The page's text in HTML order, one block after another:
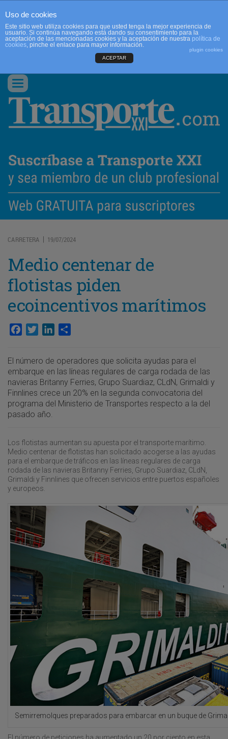
CONTACTO
Conmutar
navegación
CARRETERA | 19/07/2024
Medio centenar de
flotistas piden
ecoincentivos marítimos
Facebook
TwitterLinkedIn
El número de operadores que solicita ayudas para el
embarque en las líneas regulares de carga rodada de las
navieras Britanny Ferries, Grupo Suardiaz, CLdN, Grimaldi y
Finnlines crece un 20% en la segunda convocatoria del
programa del Ministerio de Transportes respecto a la del
pasado año.
Los flotistas aumentan su apuesta por el transporte marítimo.
Medio centenar de flotistas han solicitado acogerse a las ayudas
para el embarque de tráficos en las líneas regulares de carga
rodada de las navieras Britanny Ferries, Grupo Suardiaz, CLdN,
Grimaldi y Finnlines que ofrecen servicios entre puertos españoles
y europeos.
Semirremolques preparados para embarcar en un buque de
Uso de cookies
Este sitio web utiliza cookies para que usted tenga la mejor experiencia de
usuario. Si continúa navegando está dando su consentimiento para la
aceptación de las mencionadas cookies y la aceptación de nuestra política de
cookies, pinche el enlace para mayor información.
plugin cookies
ACEPTAR